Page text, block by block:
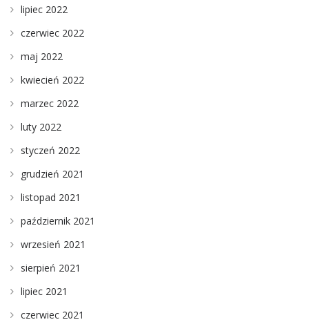
lipiec 2022
czerwiec 2022
maj 2022
kwiecień 2022
marzec 2022
luty 2022
styczeń 2022
grudzień 2021
listopad 2021
październik 2021
wrzesień 2021
sierpień 2021
lipiec 2021
czerwiec 2021